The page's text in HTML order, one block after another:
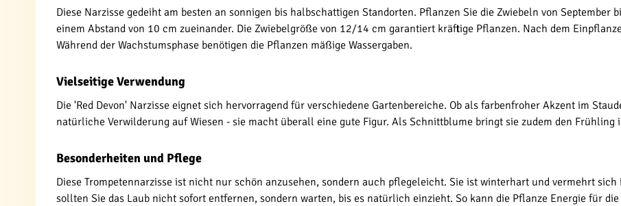
Diese Narzisse gedeiht am besten an sonnigen bis halbschattigen Standorten. Pflanzen Sie die Zwiebeln von September
einem Abstand von 10 cm zueinander. Die Zwiebelgröße von 12/14 cm garantiert kräftige Pflanzen. Nach dem
Während der Wachstumsphase benötigen die Pflanzen mäßige Wassergaben.
Vielseitige Verwendung
Die 'Red Devon' Narzisse eignet sich hervorragend für verschiedene Gartenbereiche. Ob als farbenfroher Akzent im
natürliche Verwilderung auf Wiesen - sie macht überall eine gute Figur. Als Schnittblume bringt sie zudem den
Besonderheiten und Pflege
Diese Trompetennarzisse ist nicht nur schön anzusehen, sondern auch pflegeleicht. Sie ist winterhart und vermehrt
sollten Sie das Laub nicht sofort entfernen, sondern warten, bis es natürlich einzieht. So kann die Pflanze Energie für